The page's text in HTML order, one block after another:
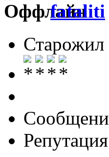
fataliti
Старожил